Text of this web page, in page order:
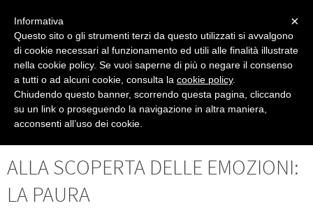
PSICOPRATICA
Psicologia del Benessere - di Anna Sari
Controllo Emozioni ALLA SCOPERTA DELLE EMOZIONI: LA PAURA
ALLA SCOPERTA DELLE EMOZIONI:
LA PAURA
×
Informativa
Questo sito o gli strumenti terzi da questo utilizzati si avvalgono
di cookie necessari al funzionamento ed utili alle finalità illustrate
nella cookie policy. Se vuoi saperne di più o negare il consenso
a tutti o ad alcuni cookie, consulta la cookie policy.
Chiudendo questo banner, scorrendo questa pagina, cliccando
su un link o proseguendo la navigazione in altra maniera,
acconsenti all’uso dei cookie.